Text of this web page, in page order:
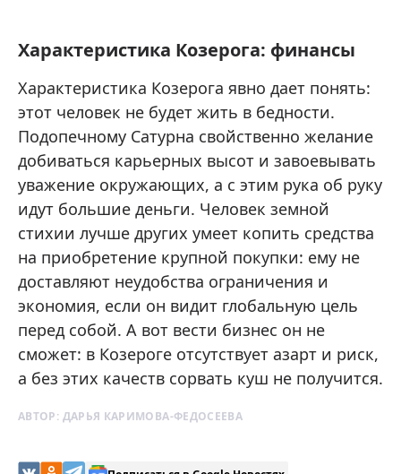
Характеристика Козерога: финансы
Характеристика Козерога явно дает понять:
этот человек не будет жить в бедности.
Подопечному Сатурна свойственно желание
добиваться карьерных высот и завоевывать
уважение окружающих, а с этим рука об руку
идут большие деньги. Человек земной
стихии лучше других умеет копить средства
на приобретение крупной покупки: ему не
доставляют неудобства ограничения и
экономия, если он видит глобальную цель
перед собой. А вот вести бизнес он не
сможет: в Козероге отсутствует азарт и риск,
а без этих качеств сорвать куш не получится.
АВТОР: ДАРЬЯ КАРИМОВА-ФЕДОСЕЕВА